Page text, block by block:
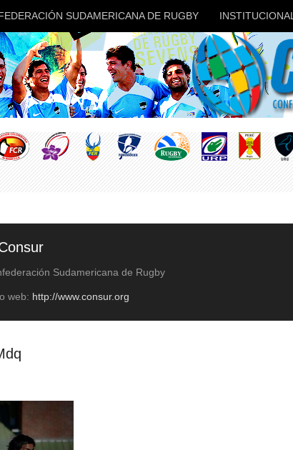
SUDAMERICANA DE RUGBY INSTITUCIONAL
Sudamericana de Rugby
web: http://www.consur.org